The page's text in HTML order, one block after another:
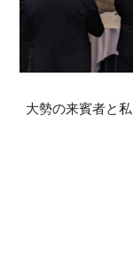
大勢の来賓者と